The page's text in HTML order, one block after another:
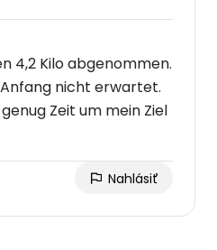
4,2 Kilo abgenommen.
nicht erwartet.
Zeit um mein Ziel
Nahlásiť